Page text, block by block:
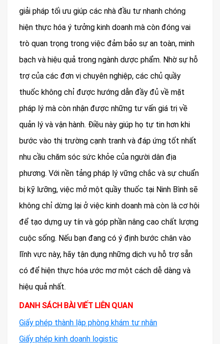
giải pháp tối ưu giúp các nhà đầu tư nhanh chóng
hiện thực hóa ý tưởng kinh doanh mà còn đóng vai
trò quan trọng trong việc đảm bảo sự an toàn, minh
bạch và hiệu quả trong ngành dược phẩm. Nhờ sự hỗ
trợ của các đơn vị chuyên nghiệp, các chủ quầy
thuốc không chỉ được hướng dẫn đầy đủ về mặt
pháp lý mà còn nhận được những tư vấn giá trị về
quản lý và vận hành. Điều này giúp họ tự tin hơn khi
bước vào thị trường cạnh tranh và đáp ứng tốt nhất
nhu cầu chăm sóc sức khỏe của người dân địa
phương. Với nền tảng pháp lý vững chắc và sự chuẩn
bị kỹ lưỡng, việc mở một quầy thuốc tại Ninh Bình sẽ
không chỉ dừng lại ở việc kinh doanh mà còn là cơ hội
để tạo dựng uy tín và góp phần nâng cao chất lượng
cuộc sống. Nếu bạn đang có ý định bước chân vào
lĩnh vực này, hãy tận dụng những dịch vụ hỗ trợ sẵn
có để hiện thực hóa ước mơ một cách dễ dàng và
hiệu quả nhất.
DANH SÁCH BÀI VIẾT LIÊN QUAN
Giấy phép thành lập phòng khám tư nhân
Giấy phép kinh doanh logistic